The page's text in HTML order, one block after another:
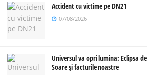
Accident cu victime pe DN21
07/08/2026
Universul va opri lumina: Eclipsa de
Soare și facturile noastre